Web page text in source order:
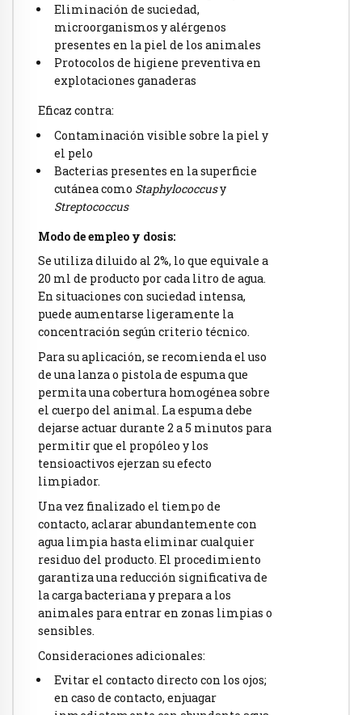
Eliminación de suciedad,
microorganismos y alérgenos
presentes en la piel de los animales
Protocolos de higiene preventiva en
explotaciones ganaderas
Eficaz contra:
Contaminación visible sobre la piel y
el pelo
Bacterias presentes en la superficie
cutánea como Staphylococcusy
Streptococcus
Modo de empleo y dosis:
Se utiliza diluido al 2%, lo que equivale a
20 ml de producto por cada litro de agua.
En situaciones con suciedad intensa,
puede aumentarse ligeramente la
concentración según criterio técnico.
Para su aplicación, se recomienda el uso
de una lanza o pistola de espuma que
permita una cobertura homogénea sobre
el cuerpo del animal. La espuma debe
dejarse actuar durante 2 a 5 minutos para
permitir que el propóleo y los
tensioactivos ejerzan su efecto
limpiador.
Una vez finalizado el tiempo de
contacto, aclarar abundantemente con
agua limpia hasta eliminar cualquier
residuo del producto. El procedimiento
garantiza una reducción significativa de
la carga bacteriana y prepara a los
animales para entrar en zonas limpias o
sensibles.
Consideraciones adicionales:
Evitar el contacto directo con los ojos;
en caso de contacto, enjuagar